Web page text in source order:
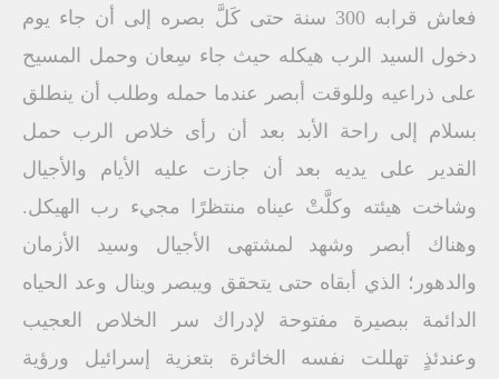
فعاش قرابه 300 سنة حتى كَلَّ بصره إلى أن جاء يوم
دخول السيد الرب هيكله حيث جاء سِعان وحمل المسيح
على ذراعيه وللوقت أبصر عندما حمله وطلب أن ينطلق
بسلام إلى راحة الأبد بعد أن رأى خلاص الرب حمل
القدير على يديه بعد أن جازت عليه الأيام والأجيال
وشاخت هيئته وكلَّتْ عيناه منتظرًا مجيء رب الهيكل.
وهناك أبصر وشهد لمشتهى الأجيال وسيد الأزمان
والدهور؛ الذي أبقاه حتى يتحقق ويبصر وينال وعد الحياه
الدائمة ببصيرة مفتوحة لإدراك سر الخلاص العجيب
وعندئذٍ تهللت نفسه الخائرة بتعزية إسرائيل ورؤية